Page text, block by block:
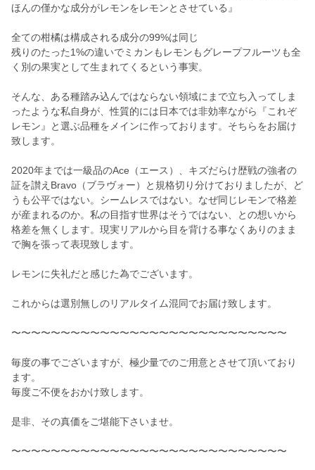
ほんの僅かな成分がレモンをレモンとさせている』
全ての柑橘は構成される成分の99%は同じ
残りのたった1%の違いでミカンもレモンもグレープフルーツも全
く別の果実として生まれてくるという事実。
そんな、ある種踏み込んではならない領域にまで立ち入ってしま
ったような私自身が、性質的には日本では非効率ながら『これぞ
レモン』と選ぶ品種をメインに作っております。そちらをお届け
致します。
2020年までは一級品のAce（エース）、キズだらけ歴戦の強者の
証を讃えBravo（ブラヴォー）と規格切り分けておりましたが、ど
うも公平ではない。シームレスではない。なぜ同じレモンで格差
が産まれるのか。私の目指す世界はそうではない、との想いから
格差を無くします。現実リアルから目を背ける事なくありのまま
で胸を張って表現致します。
レモンに失礼だと感じた為でございます。
これからは選別無しのリアルタイム混同でお届け致します。
〜〜〜〜〜〜〜〜〜〜〜〜〜〜〜〜〜〜〜〜〜〜〜〜〜〜〜〜
毎度の事でございますが、極少量でのご用意とさせて頂いており
ます。
毎度ご不便をおかけ致します。
是非、その真価をご堪能下さいませ。
〜〜〜〜〜〜〜〜〜〜〜〜〜〜〜〜〜〜〜〜〜〜〜〜〜〜〜〜